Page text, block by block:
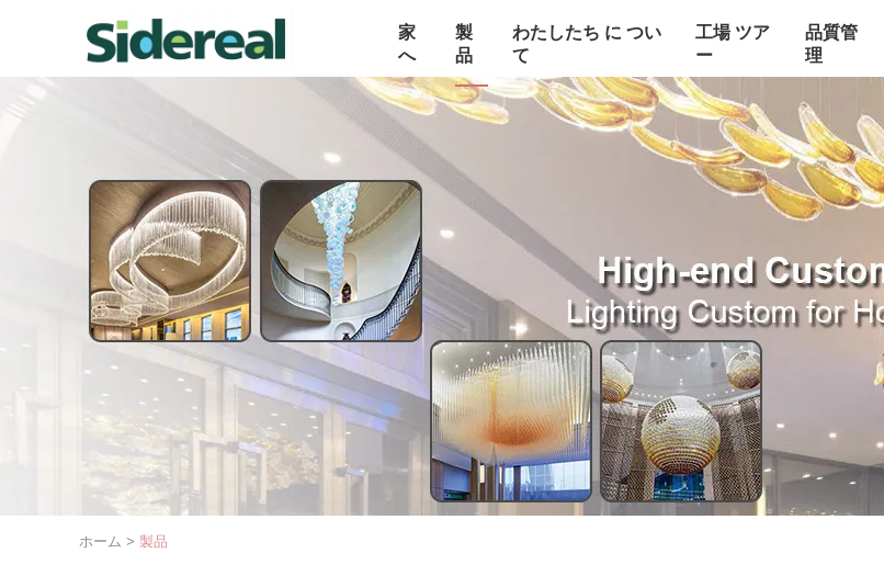
家
へ
製
品
わたしたち に つい
て
工場 ツア
ー
品質管
理
ホーム > 製品